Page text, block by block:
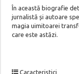
În această biografie
jurnalistă și autoare
magia uimitoarei
care este astăzi.
Caracteristici